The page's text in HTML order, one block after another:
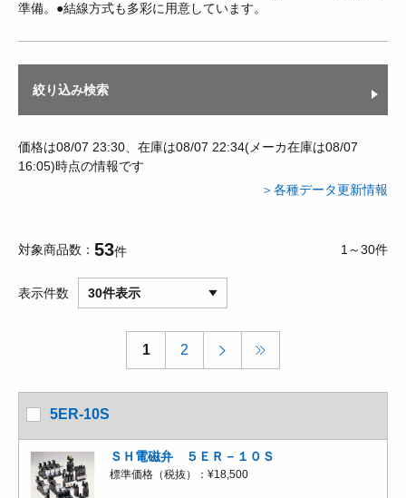
準備。●結線方式も多彩に用意しています。
絞り込み検索
価格は08/07 23:30、在庫は08/07 22:34(メーカ在庫は08/07
16:05)時点の情報です
＞各種データ更新情報
対象商品数 53件 1～30件
表示件数 30件表示
1 2
5ER-10S
ＳＨ電磁弁 ５ＥＲ－１０Ｓ
標準価格（税抜）： ¥18,500